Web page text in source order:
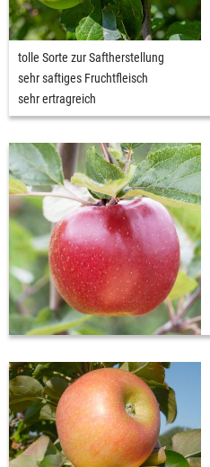
tolle Sorte zur Saftherstellung
sehr saftiges Fruchtfleisch
sehr ertragreich